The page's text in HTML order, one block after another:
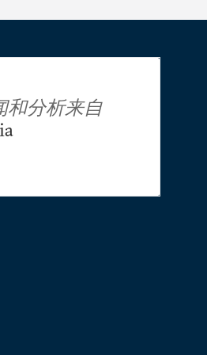
和分析来自